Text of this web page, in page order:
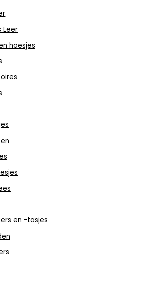
Leer
hoesjes
en -tasjes